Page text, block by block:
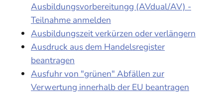
Ausbildungsvorbereitungg (AVdual/AV) -
Teilnahme anmelden
Ausbildungszeit verkürzen oder verlängern
Ausdruck aus dem Handelsregister
beantragen
Ausfuhr von "grünen" Abfällen zur
Verwertung innerhalb der EU beantragen